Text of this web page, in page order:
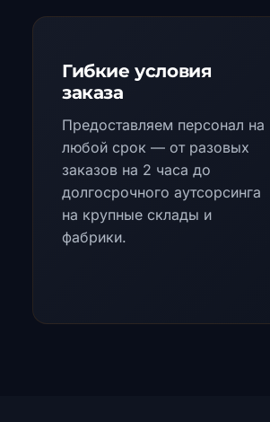
Гибкие условия
заказа
Предоставляем персонал на
любой срок — от разовых
заказов на 2 часа до
долгосрочного аутсорсинга
на крупные склады и
фабрики.